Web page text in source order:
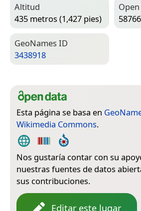
Altitud
435 metros (1,427 pies)
Geo­Names ID
3438918
Esta página se basa en
Wikimedia Commons.
Nos gustaría contar con su
nuestras fuentes de datos
sus contribuciones.
Editar este lugar